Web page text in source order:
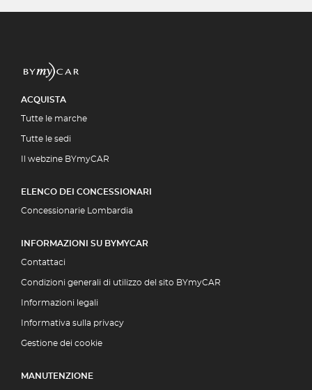
ACQUISTA
Tutte le marche
Tutte le sedi
Il webzine BYmyCAR
ELENCO DEI CONCESSIONARI
Concessionarie Lombardia
INFORMAZIONI SU BYMYCAR
Contattaci
Condizioni generali di utilizzo del sito BYmyCAR
Informazioni legali
Informativa sulla privacy
Gestione dei cookie
MANUTENZIONE